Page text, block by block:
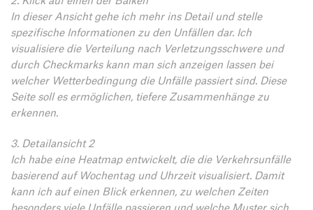
In dieser Ansicht gehe ich mehr ins Detail und stelle
spezifische Informationen zu den Unfällen dar. Ich
visualisiere die Verteilung nach Verletzungsschwere und
durch Checkmarks kann man sich anzeigen lassen bei
welcher Wetterbedingung die Unfälle passiert sind. Diese
Seite soll es ermöglichen, tiefere Zusammenhänge zu
erkennen.
3. Detailansicht 2
Ich habe eine Heatmap entwickelt, die die Verkehrsunfälle
basierend auf Wochentag und Uhrzeit visualisiert. Damit
kann ich auf einen Blick erkennen, zu welchen Zeiten
besonders viele Unfälle passieren und welche Muster sich